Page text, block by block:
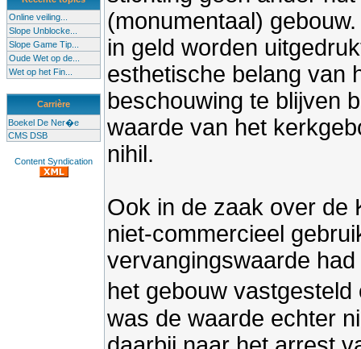
Online veiling...
Slope Unblocke...
Slope Game Tip...
Oude Wet op de...
Wet op het Fin...
Carrière
Boekel De Ner�e
CMS DSB
Content Syndication
(monumentaal)
in geld worden
esthetische belang van
beschouwing te blijven
waarde van het
nihil.
Ook in de zaak over de
niet-commercieel
vervangingswaarde
het gebouw
was de waarde echter